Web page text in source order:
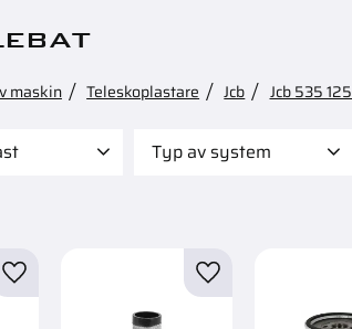
maskin Teleskoplastare Jcb Jcb 535
Typ av system
Kylsystem
Lägg till i favoriter Lägg till i